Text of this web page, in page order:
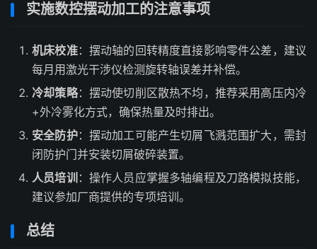
实施数控摆动加工的注意事项
机床校准：摆动轴的回转精度直接影响零件公差，建议
每月用激光干涉仪检测旋转轴误差并补偿。
冷却策略：摆动使切削区散热不均，推荐采用高压内冷
+外冷雾化方式，确保热量及时排出。
安全防护：摆动加工可能产生切屑飞溅范围扩大，需封
闭防护门并安装切屑破碎装置。
人员培训 ：操作人员应掌握多轴编程及刀路模拟技能，
建议参加厂商提供的专项培训。
总结